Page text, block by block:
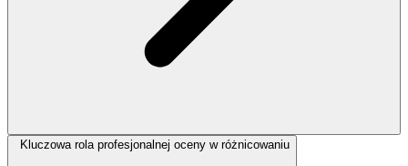
Kluczowa rola profesjonalnej oceny w różnicowaniu